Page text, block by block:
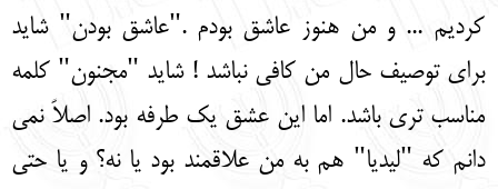
کردیم ... و من هنوز عاشق بودم ."عاشق بودن" شاید
برای توصیف حال من کافی نباشد ! شاید "مجنون" کلمه
مناسب تری باشد. اما این عشق یک طرفه بود. اصلاً نمی
دانم که "لیدیا" هم به من علاقمند بود یا نه؟ و یا حتی